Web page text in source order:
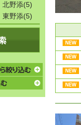
北野添(5)
東野添(5)